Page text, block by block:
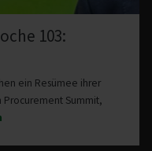
103:
ein Resümee ihrer
Procurement Summit,